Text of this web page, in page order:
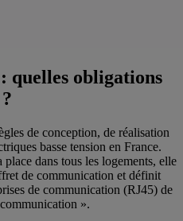
quelles obligations
de conception, de réalisation
basse tension en France.
dans tous les logements, elle
de communication et définit
de communication (RJ45) de
».